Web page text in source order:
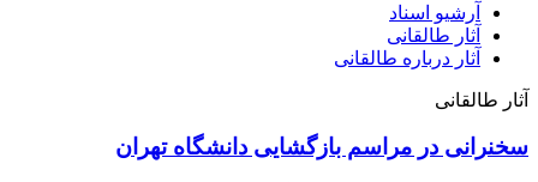
آرشیو اسناد
آثار طالقانی
آثار درباره طالقانی
آثار طالقانی
سخنرانی در مراسم بازگشایی دانشگاه‌ تهران